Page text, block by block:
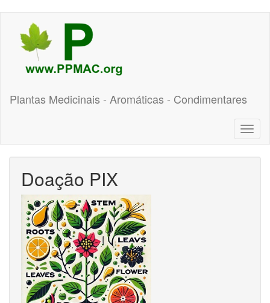
conteúdo
principal
Plantas Medicinais - Aromáticas - Condimentares
Doação PIX